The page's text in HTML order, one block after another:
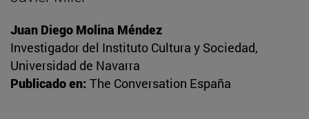
Juan Diego Molina Méndez
Investigador del Instituto Cultura y Sociedad,
Universidad de Navarra
Publicado en: The Conversation España